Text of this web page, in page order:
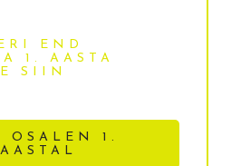
END
1. AASTA
SIIN
OSALEN 1.
AASTAL